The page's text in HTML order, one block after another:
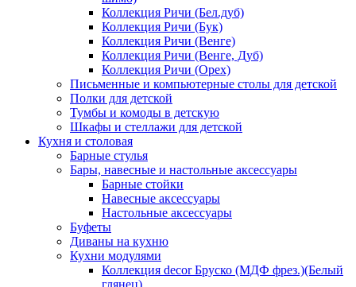
Коллекция Ричи (Бел.дуб)
Коллекция Ричи (Бук)
Коллекция Ричи (Венге)
Коллекция Ричи (Венге, Дуб)
Коллекция Ричи (Орех)
Письменные и компьютерные столы для детской
Полки для детской
Тумбы и комоды в детскую
Шкафы и стеллажи для детской
Кухня и столовая
Барные стулья
Бары, навесные и настольные аксессуары
Барные стойки
Навесные аксессуары
Настольные аксессуары
Буфеты
Диваны на кухню
Кухни модулями
Коллекция decor Бруско (МДФ фрез.)(Белый
глянец)